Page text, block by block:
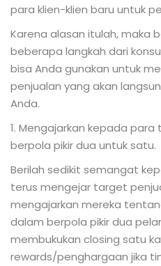
para klien-klien baru untuk
Karena alasan itulah, maka
beberapa langkah dari
bisa Anda gunakan untuk
penjualan yang akan
Anda.
1. Mengajarkan kepada
berpola pikir dua untuk satu.
Berilah sedikit semangat
terus mengejar target
mengajarkan mereka
dalam berpola pikir dua
membukukan closing satu
rewards/penghargaan jika